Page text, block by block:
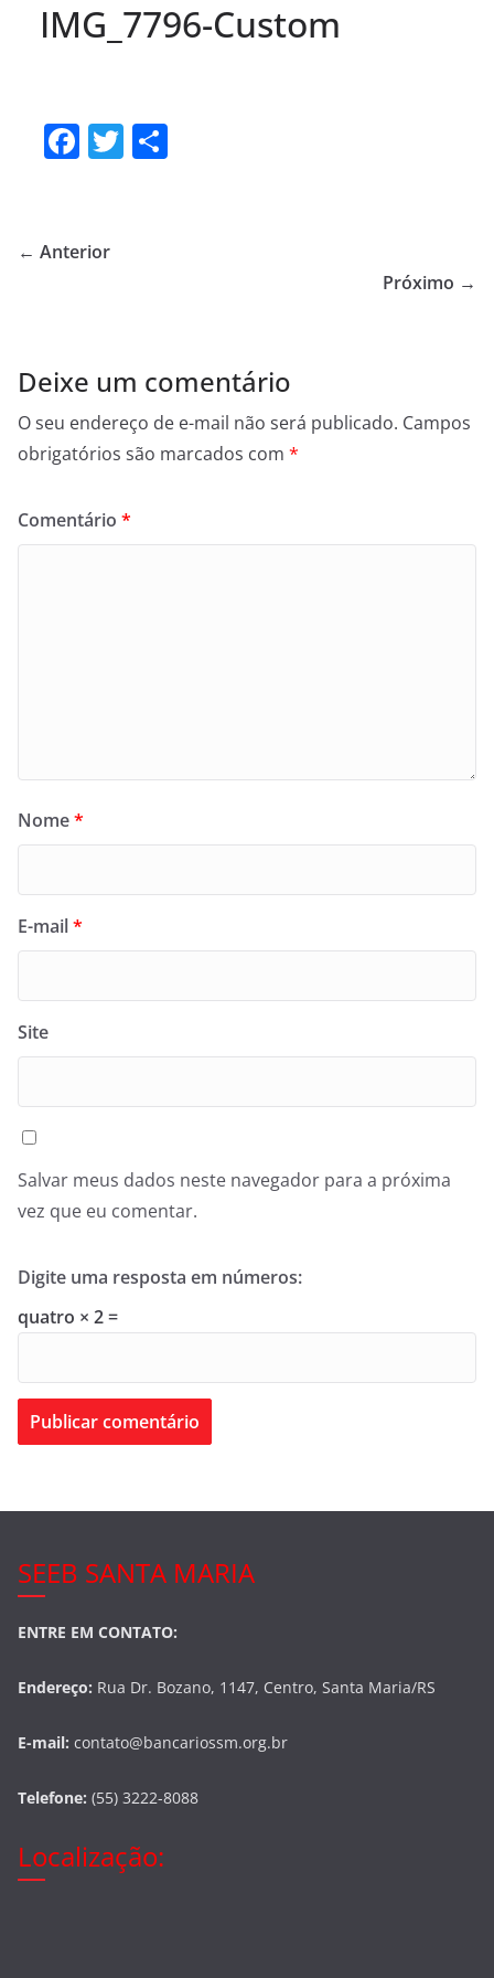
IMG_7796-Custom
F
e
k
T
← Anterior
Próximo →
Deixe um comentário
O seu endereço de e-mail não será publicado. Campos
obrigatórios são marcados com *
Comentário *
Nome*
E-mail*
Site
Salvar meus dados neste navegador para a próxima
vez que eu comentar.
Digite uma resposta em números:
quatro × 2 =
SEEB SANTA MARIA
ENTRE EM CONTATO:
Endereço: Rua Dr. Bozano, 1147, Centro, Santa Maria/RS
E-mail: contato@bancariossm.org.br
Telefone: (55) 3222-8088
Localização: